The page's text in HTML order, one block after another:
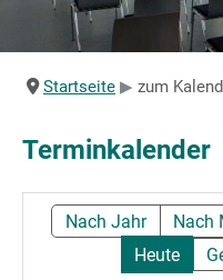
Angebote
Sportpark
Startseite zum
Terminkalender
Nach Jahr Nach
Heute